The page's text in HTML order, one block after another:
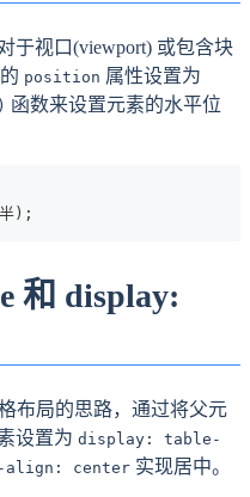
于视口(viewport) 或包含块
position 属性设置为
函数来设置元素的水平位
) ;
和 display:
布局的思路，通过将父元
设置为 display: table-
center 实现居中。